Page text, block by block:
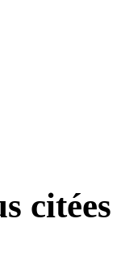
citées